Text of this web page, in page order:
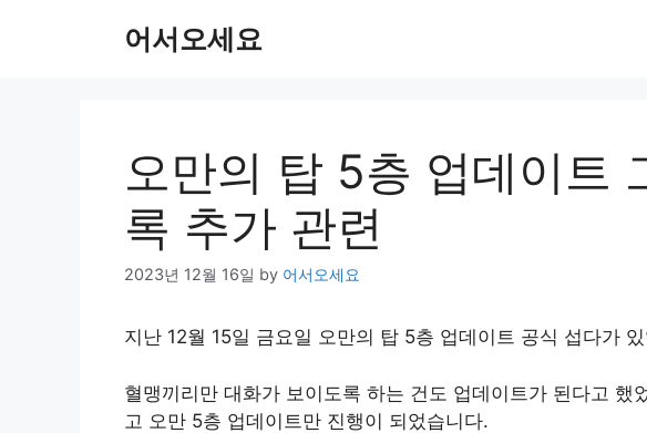
어서오세요
오만의 탑 5층 업데이트
록 추가 관련
2023년 12월 16일 by 어서오세요
지난 12월 15일 금요일 오만의 탑 5층 업데이트 공식 섭다가
혈맹끼리만 대화가 보이도록 하는 건도 업데이트가 된다고 했
고 오만 5층 업데이트만 진행이 되었습니다.